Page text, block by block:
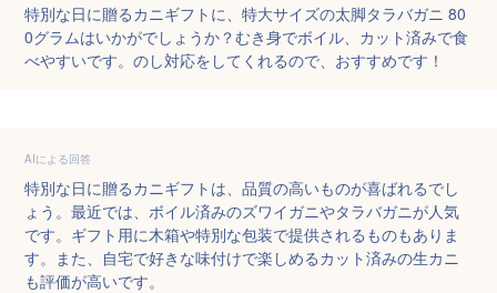
特別な日に贈るカニギフトに、特大サイズの太脚タラバガニ 80
0グラムはいかがでしょうか？むき身でボイル、カット済みで食
べやすいです。のし対応をしてくれるので、おすすめです！
AIによる回答
特別な日に贈るカニギフトは、品質の高いものが喜ばれるでし
ょう。最近では、ボイル済みのズワイガニやタラバガニが人気
です。ギフト用に木箱や特別な包装で提供されるものもありま
す。また、自宅で好きな味付けで楽しめるカット済みの生カニ
も評価が高いです。